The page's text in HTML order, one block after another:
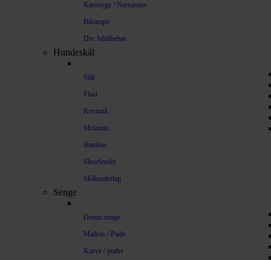
Køresyge / Nervøsitet
Bilrampe
Div. biltilbehør
Hundeskål
Stål
Plast
Keramik
Melamin
Bambus
Slowfeeder
Skålunderlag
Senge
Donut senge
Madras / Pude
Kurve / puder